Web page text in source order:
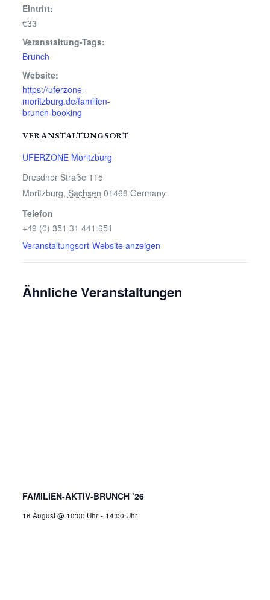
Eintritt:
€33
Veranstaltung-Tags:
Brunch
Website:
https://uferzone-
moritzburg.de/familien-
brunch-booking
VERANSTALTUNGSORT
UFERZONE Moritzburg
Dresdner Straße 115
Moritzburg, Sachsen 01468 Germany
Telefon
+49 (0) 351 31 441 651
Veranstaltungsort-Website anzeigen
Ähnliche Veranstaltungen
FAMILIEN-AKTIV-BRUNCH ’26
16 August @ 10:00 Uhr - 14:00 Uhr